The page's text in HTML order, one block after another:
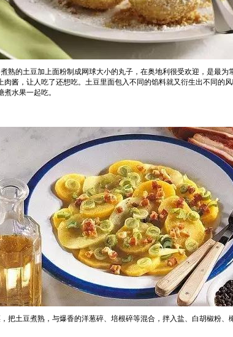
熟的土豆加上面粉制成网球大小的丸子，在奥地利很受欢迎，是最
肉酱，让人吃了还想吃。土豆里面包入不同的馅料就又衍生出不同的
水果一起吃。
把土豆煮熟，与爆香的洋葱碎、培根碎等混合，拌入盐、白胡椒粉